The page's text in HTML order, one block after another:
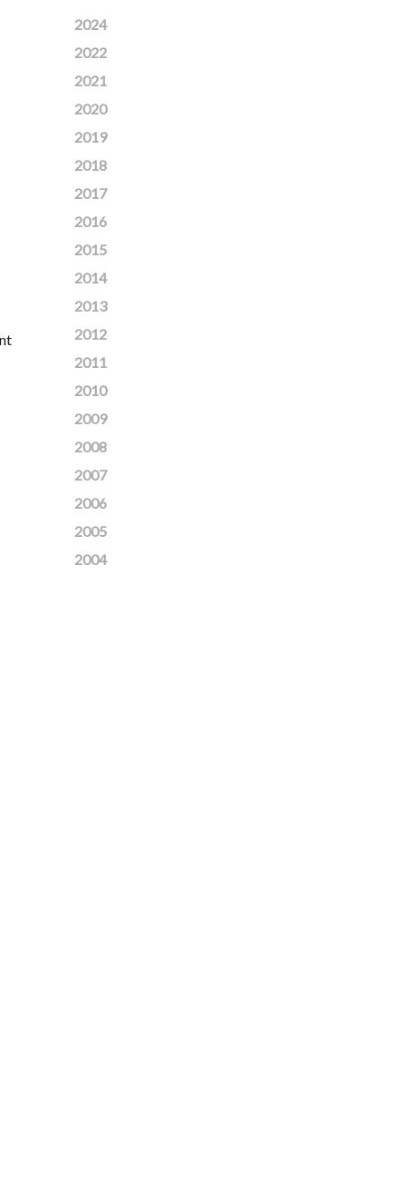
2024
2022
2021
2020
2019
2018
2017
2016
2015
2014
2013
2012
2011
2010
2009
2008
2007
2006
2005
2004